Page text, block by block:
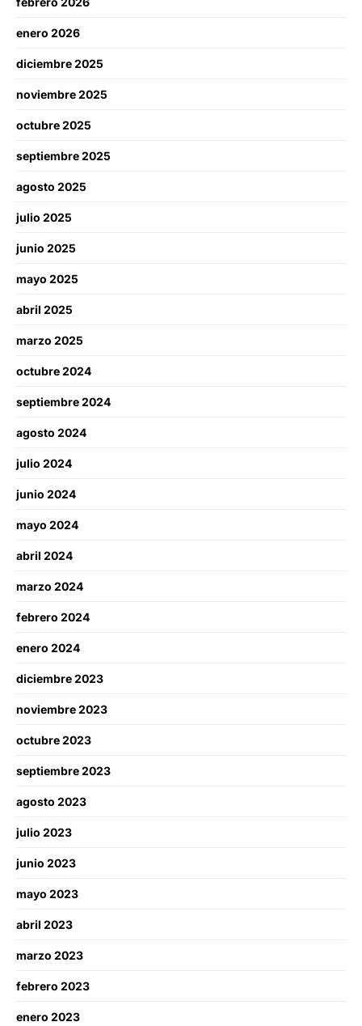
enero 2026
diciembre 2025
noviembre 2025
octubre 2025
septiembre 2025
agosto 2025
julio 2025
junio 2025
mayo 2025
abril 2025
marzo 2025
octubre 2024
septiembre 2024
agosto 2024
julio 2024
junio 2024
mayo 2024
abril 2024
marzo 2024
febrero 2024
enero 2024
diciembre 2023
noviembre 2023
octubre 2023
septiembre 2023
agosto 2023
julio 2023
junio 2023
mayo 2023
abril 2023
marzo 2023
febrero 2023
enero 2023